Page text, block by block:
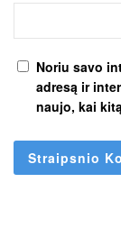
Noriu savo
adresą ir
naujo, kai